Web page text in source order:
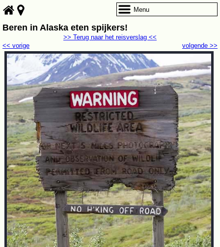
Beren in Alaska eten spijkers!
volgende >>
<< vorige
>> Terug naar het reisverslag <<
Menu